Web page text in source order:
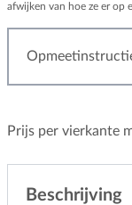
afwijken van hoe ze er op
Prijs per vierkante
Beschrijving